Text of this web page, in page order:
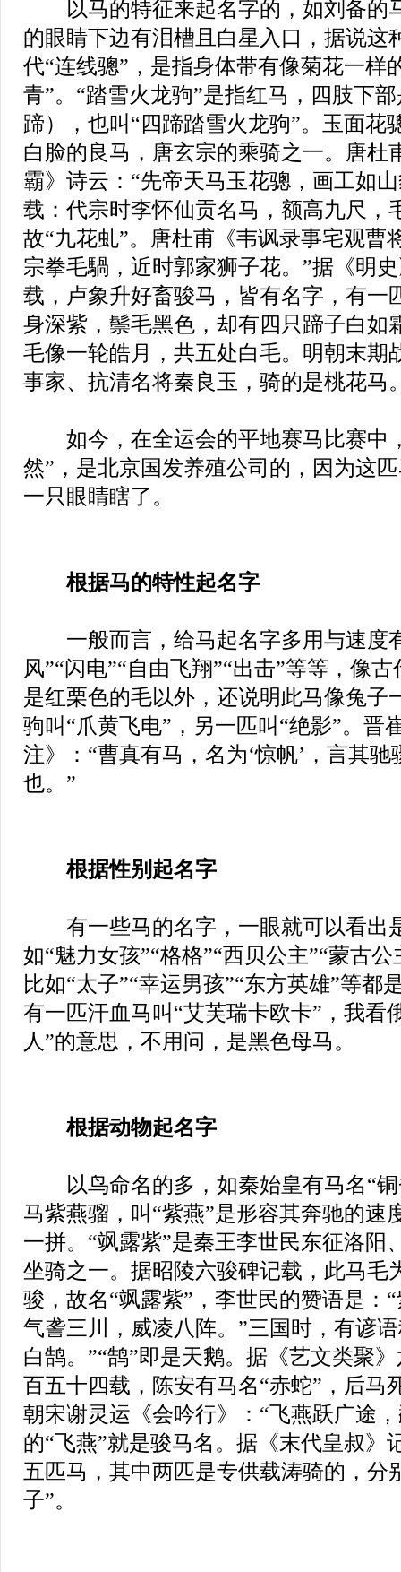
以马的特征来起名字的，如刘备的
的眼睛下边有泪槽且白星入口，据说这
代“连线骢”，是指身体带有像菊花一样
青”。“踏雪火龙驹”是指红马，四肢下
蹄），也叫“四蹄踏雪火龙驹”。玉面花
白脸的良马，唐玄宗的乘骑之一。唐杜
霸》诗云：“先帝天马玉花骢，画工如
载：代宗时李怀仙贡名马，额高九尺，
故“九花虬”。唐杜甫《韦讽录事宅观曹
宗拳毛騧，近时郭家狮子花。”据《明
载，卢象升好畜骏马，皆有名字，有一
身深紫，鬃毛黑色，却有四只蹄子白如
毛像一轮皓月，共五处白毛。明朝末期
事家、抗清名将秦良玉，骑的是桃花马
如今，在全运会的平地赛马比赛中
然”，是北京国发养殖公司的，因为这
一只眼睛瞎了。
根据马的特性起名字
一般而言，给马起名字多用与速度
风”“闪电”“自由飞翔”“出击”等等，像
是红栗色的毛以外，还说明此马像兔子
驹叫“爪黄飞电”，另一匹叫“绝影”。晋
注》：“曹真有马，名为‘惊帆’，言其
也。”
根据性别起名字
有一些马的名字，一眼就可以看出
如“魅力女孩”“格格”“西贝公主”“蒙古
比如“太子”“幸运男孩”“东方英雄”等都
有一匹汗血马叫“艾芙瑞卡欧卡”，我看
人”的意思，不用问，是黑色母马。
根据动物起名字
以鸟命名的多，如秦始皇有马名“铜
马紫燕骝，叫“紫燕”是形容其奔驰的速
一拼。“飒露紫”是秦王李世民东征洛阳
坐骑之一。据昭陵六骏碑记载，此马毛
骏，故名“飒露紫”，李世民的赞语是：
气詟三川，威凌八阵。”三国时，有谚
白鹄。”“鹄”即是天鹅。据《艺文类聚
百五十四载，陈安有马名“赤蛇”，后马
朝宋谢灵运《会吟行》：“飞燕跃广途
的“飞燕”就是骏马名。据《末代皇叔》
五匹马，其中两匹是专供载涛骑的，分
子”。